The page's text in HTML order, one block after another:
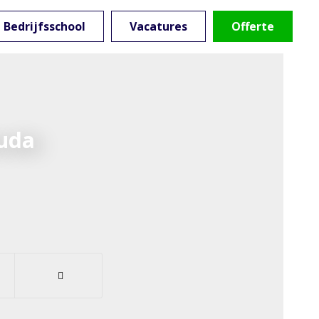
Bedrijfsschool Vacatures Offerte